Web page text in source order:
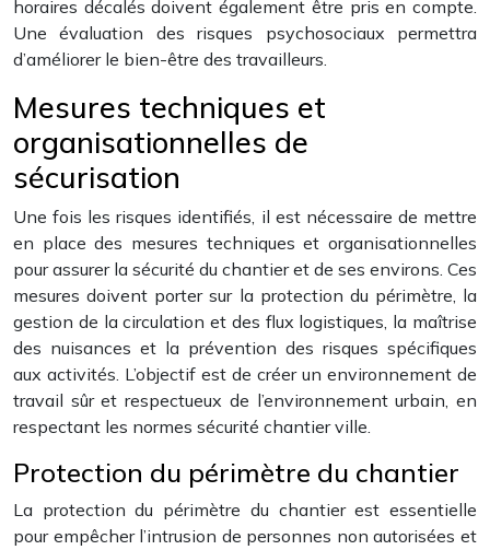
horaires décalés doivent également être pris en compte.
Une évaluation des risques psychosociaux permettra
d’améliorer le bien-être des travailleurs.
Mesures techniques et
organisationnelles de
sécurisation
Une fois les risques identifiés, il est nécessaire de mettre
en place des mesures techniques et organisationnelles
pour assurer la sécurité du chantier et de ses environs. Ces
mesures doivent porter sur la protection du périmètre, la
gestion de la circulation et des flux logistiques, la maîtrise
des nuisances et la prévention des risques spécifiques
aux activités. L’objectif est de créer un environnement de
travail sûr et respectueux de l’environnement urbain, en
respectant les normes sécurité chantier ville.
Protection du périmètre du chantier
La protection du périmètre du chantier est essentielle
pour empêcher l’intrusion de personnes non autorisées et